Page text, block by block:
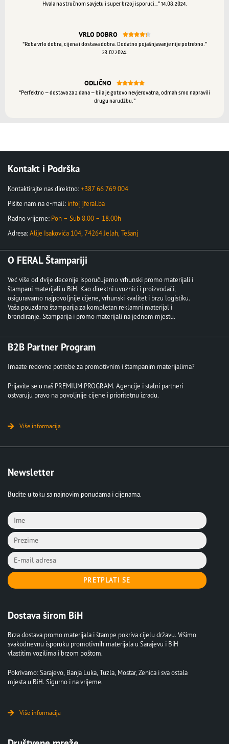
Hvala na stručnom savjetu i super brzoj isporuci…” 14.08.2024.
VRLO DOBRO 
“Roba vrlo dobra, cijena i dostava dobra. Dodatno pojašnjavanje nije potrebno.”
23.07.2024.
ODLIČNO 
“Perfektno – dostava za 2 dana – bila je gotovo nevjerovatna, odmah smo napravili
drugu narudžbu.”
Kontakt i Podrška
Kontaktirajte nas direktno:+387 66 769 004
Pišite nam na e-mail: info[ ]feral.ba
Radno vrijeme: Pon – Sub 8.00 – 18.00h
Adresa:Alije Isakovića 104, 74264 Jelah, Tešanj
O FERAL Štampariji
Već više od dvije decenije isporučujemo vrhunski promo materijali i
štampani materijali u BiH. Kao direktni uvoznici i proizvođači,
osiguravamo najpovoljnije cijene, vrhunski kvalitet i brzu logistiku.
Vaša pouzdana štamparija za kompletan reklamni materijal i
brendiranje. Štamparija i promo materijali na jednom mjestu.
B2B Partner Program
Imaate redovne potrebe za promotivnim i štampanim materijalima?
Prijavite se u naš PREMIUM PROGRAM. Agencije i stalni partneri
ostvaruju pravo na povoljnije cijene i prioritetnu izradu.
Više informacija
Newsletter
Budite u toku sa najnovim ponudama i cijenama.
PRETPLATI SE
Dostava širom BiH
Brza dostava promo materijala i štampe pokriva cijelu državu. Vršimo
svakodnevnu isporuku promotivnih materijala u Sarajevu i BiH
vlastitim vozilima i brzom poštom.
Pokrivamo: Sarajevo, Banja Luka, Tuzla, Mostar, Zenica i sva ostala
mjesta u BiH. Sigurno i na vrijeme.
Više informacija